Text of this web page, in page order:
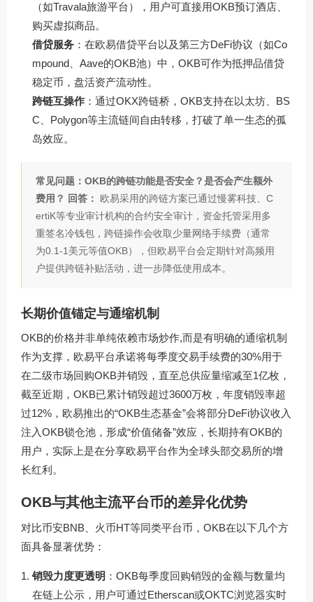
（如Travala旅游平台），用户可直接用OKB预订酒店、
购买虚拟商品。
借贷服务 ：在欧易借贷平台以及第三方DeFi协议（如Co
mpound、Aave的OKB池）中，OKB可作为抵押品借贷
稳定币，盘活资产流动性。
跨链互操作 ：通过OKX跨链桥，OKB支持在以太坊、BS
C、Polygon等主流链间自由转移，打破了单一生态的孤
岛效应。
常见问题：OKB的跨链功能是否安全？是否会产生额外
费用？ 回答：
欧易采用的跨链方案已通过慢雾科技、C
ertiK等专业审计机构的合约安全审计，资金托管采用多
重签名冷钱包，跨链操作会收取少量网络手续费（通常
为0.1-1美元等值OKB），但欧易平台会定期针对高频用
户提供跨链补贴活动，进一步降低使用成本。
长期价值锚定与通缩机制
OKB的价格并非单纯依赖市场炒作,而是有明确的通缩机制
作为支撑，欧易平台承诺将每季度交易手续费的30%用于
在二级市场回购OKB并销毁，直至总供应量缩减至1亿枚，
截至近期，OKB已累计销毁超过3600万枚，年度销毁率超
过12%，欧易推出的“OKB生态基金”会将部分DeFi协议收入
注入OKB锁仓池，形成“价值储备”效应，长期持有OKB的
用户，实际上是在分享欧易平台作为全球头部交易所的增
长红利。
OKB与其他主流平台币的差异化优势
对比币安BNB、火币HT等同类平台币，OKB在以下几个方
面具备显著优势：
销毁力度更透明 ：OKB每季度回购销毁的金额与数量均
在链上公示，用户可通过Etherscan或OKTC浏览器实时